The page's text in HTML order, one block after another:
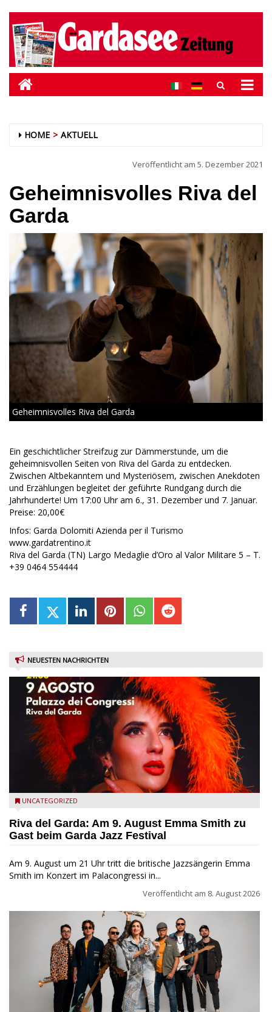
HOME AKTUELL
Veröffentlicht am 5. Dezember 2021
Geheimnisvolles Riva del
Garda
Geheimnisvolles Riva del Garda
Ein geschichtlicher Streifzug zur Dämmerstunde, um die
geheimnisvollen Seiten von Riva del Garda zu entdecken.
Zwischen Altbekanntem und Mysteriösem, zwischen Anekdoten
und Erzählungen begleitet der geführte Rundgang durch die
Jahrhunderte! Um 17:00 Uhr am 6., 31. Dezember und 7. Januar.
Preise: 20,00€
Infos: Garda Dolomiti Azienda per il Turismo
www.gardatrentino.it
Riva del Garda (TN) Largo Medaglie d’Oro al Valor Militare 5 – T.
+39 0464 554444
NEUESTEN NACHRICHTEN
Riva del Garda - Emma Smith zu Gast beim Garda Jazz
UNCATEGORIZED
Riva del Garda: Am 9. August Emma Smith zu
Gast beim Garda Jazz Festival
Am 9. August um 21 Uhr tritt die britische Jazzsängerin Emma
Smith im Konzert im Palacongressi in...
Veröffentlicht am 8. August 2026